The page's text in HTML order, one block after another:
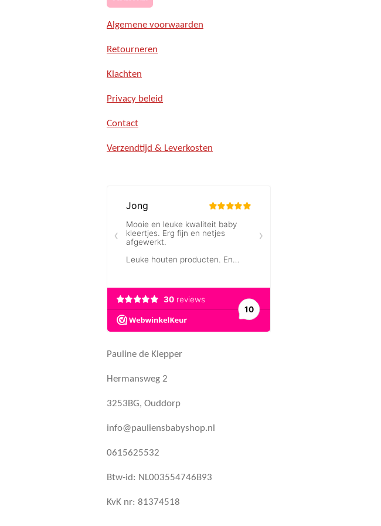
Algemene voorwaarden
Retourneren
Klachten
Privacy beleid
Contact
Verzendtijd & Leverkosten
Pauline de Klepper
Hermansweg 2
3253BG, Ouddorp
info@pauliensbabyshop.nl
0615625532
Btw-id: NL003554746B93
KvK nr: 81374518